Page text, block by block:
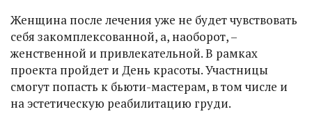
Женщина после лечения уже не будет чувствовать
себя закомплексованной, а, наоборот, –
женственной и привлекательной. В рамках
проекта пройдет и День красоты. Участницы
смогут попасть к бьюти-мастерам, в том числе и
на эстетическую реабилитацию груди.